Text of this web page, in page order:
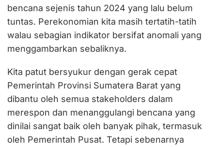
bencana sejenis tahun 2024 yang lalu belum
tuntas. Perekonomian kita masih tertatih-tatih
walau sebagian indikator bersifat anomali yang
menggambarkan sebaliknya.
Kita patut bersyukur dengan gerak cepat
Pemerintah Provinsi Sumatera Barat yang
dibantu oleh semua stakeholders dalam
merespon dan menanggulangi bencana yang
dinilai sangat baik oleh banyak pihak, termasuk
oleh Pemerintah Pusat. Tetapi sebenarnya